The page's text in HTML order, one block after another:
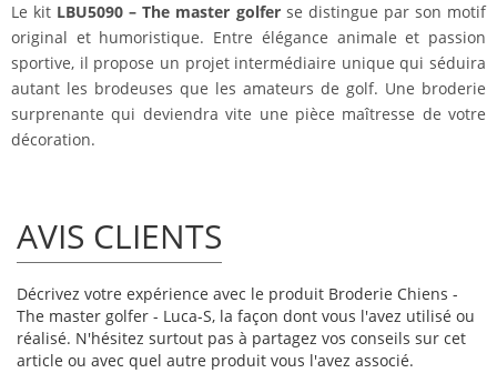
Le kit LBU5090 – The master golferse distingue par son motif
original et humoristique. Entre élégance animale et passion
sportive, il propose un projet intermédiaire unique qui séduira
autant les brodeuses que les amateurs de golf. Une broderie
surprenante qui deviendra vite une pièce maîtresse de votre
décoration.
AVIS CLIENTS
Décrivez votre expérience avec le produit Broderie Chiens -
The master golfer - Luca-S, la façon dont vous l'avez utilisé ou
réalisé. N'hésitez surtout pas à partagez vos conseils sur cet
article ou avec quel autre produit vous l'avez associé.